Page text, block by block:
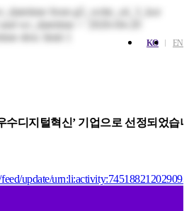
KO EN
from g5_write_s4_3_kor
wr_datetime < '2026-04-20
desc limit 1
수디지털혁신’ 기업으로 선정되었습
update/